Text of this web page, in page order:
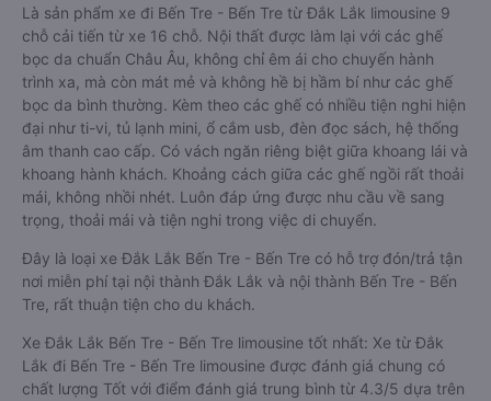
Là sản phẩm xe đi Bến Tre - Bến Tre từ Đắk Lắk limousine 9
chỗ cải tiến từ xe 16 chỗ. Nội thất được làm lại với các ghế
bọc da chuẩn Châu Âu, không chỉ êm ái cho chuyến hành
trình xa, mà còn mát mẻ và không hề bị hầm bí như các ghế
bọc da bình thường. Kèm theo các ghế có nhiều tiện nghi hiện
đại như ti-vi, tủ lạnh mini, ổ cắm usb, đèn đọc sách, hệ thống
âm thanh cao cấp. Có vách ngăn riêng biệt giữa khoang lái và
khoang hành khách. Khoảng cách giữa các ghế ngồi rất thoải
mái, không nhồi nhét. Luôn đáp ứng được nhu cầu về sang
trọng, thoải mái và tiện nghi trong việc di chuyển.
Đây là loại xe Đắk Lắk Bến Tre - Bến Tre có hỗ trợ đón/trả tận
nơi miễn phí tại nội thành Đắk Lắk và nội thành Bến Tre - Bến
Tre, rất thuận tiện cho du khách.
Xe Đắk Lắk Bến Tre - Bến Tre limousine tốt nhất: Xe từ Đắk
Lắk đi Bến Tre - Bến Tre limousine được đánh giá chung có
chất lượng Tốt với điểm đánh giá trung bình từ 4.3/5 dựa trên